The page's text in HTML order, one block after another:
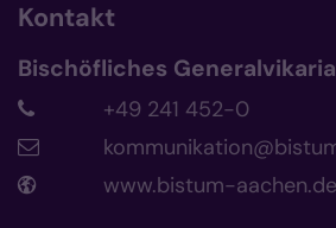
Kontakt
Bischöfliches
+49 241 452-0
www.bistum-aachen.de